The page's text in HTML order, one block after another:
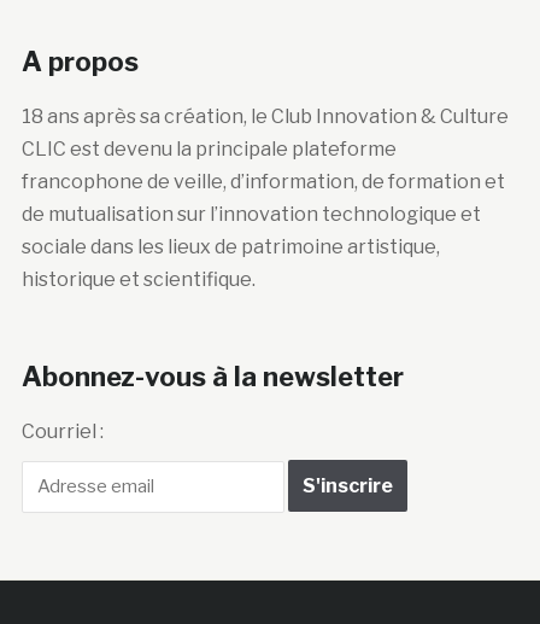
A propos
18 ans après sa création, le Club Innovation & Culture
CLIC est devenu la principale plateforme
francophone de veille, d’information, de formation et
de mutualisation sur l’innovation technologique et
sociale dans les lieux de patrimoine artistique,
historique et scientifique.
Abonnez-vous à la newsletter
Courriel :